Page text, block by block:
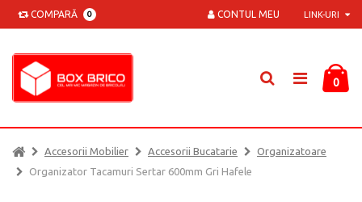
COMPARĂ 0 LINK-URI
CONTUL MEU
0
Accesorii Mobilier Accesorii Bucatarie
Organizatoare
Organizator Tacamuri Sertar 600mm Gri Hafele